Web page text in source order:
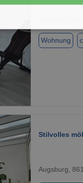
Wohnung
Stilvolles
Augsburg,